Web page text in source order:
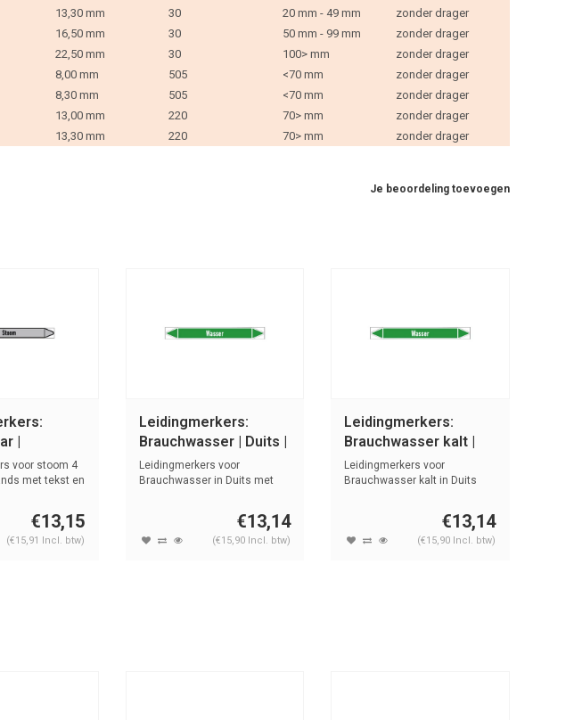
13,30 mm 30 20 mm - 49 mm
zonder drager
16,50 mm 30 50 mm - 99 mm
zonder drager
22,50 mm 30 100> mm
zonder drager
8,00 mm 505 <70 mm
zonder drager
8,30 mm 505 <70 mm
zonder drager
13,00 mm 220 70> mm
zonder drager
13,30 mm 220 70> mm zonder drager
Je beoordeling toevoegen
|
| Stoom
voor stoom 4
met tekst en
€13,15
(€15,91 Incl. btw)
Leidingmerkers:
Brauchwasser | Duits |
Water
Leidingmerkers voor
Brauchwasser in Duits met
€13,14
(€15,90 Incl. btw)
Leidingmerkers:
Brauchwasser kalt |
Duits | Water
Leidingmerkers voor
Brauchwasser kalt in Duits
€13,14
(€15,90 Incl. btw)